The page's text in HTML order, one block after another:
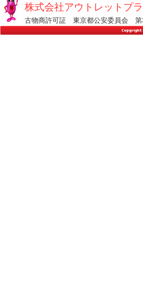
株式会社アウトレットプ
古物商許可証 東京都公安委員会 第